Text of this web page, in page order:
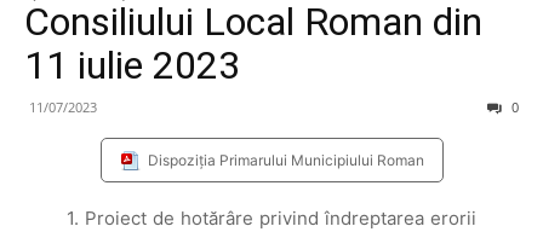
Consiliului Local Roman din
11 iulie 2023
11/07/2023 0
Dispoziția Primarului Municipiului Roman
1. Proiect de hotărâre privind îndreptarea erorii